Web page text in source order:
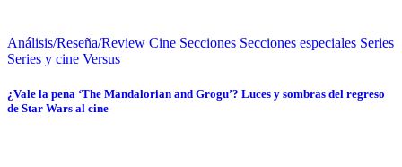
Análisis/Reseña/Review Cine Secciones Secciones especiales Series
Series y cine Versus
¿Vale la pena ‘The Mandalorian and Grogu’? Luces y sombras del regreso
de Star Wars al cine